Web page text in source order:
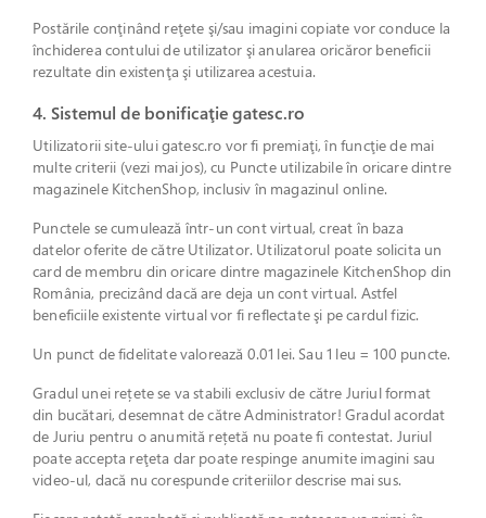
Postările conţinând reţete şi/sau imagini copiate vor conduce la
închiderea contului de utilizator şi anularea oricăror beneficii
rezultate din existenţa şi utilizarea acestuia.
4. Sistemul de bonificaţie gatesc.ro
Utilizatorii site-ului gatesc.ro vor fi premiaţi, în funcţie de mai
multe criterii (vezi mai jos), cu Puncte utilizabile în oricare dintre
magazinele KitchenShop, inclusiv în magazinul online.
Punctele se cumulează într-un cont virtual, creat în baza
datelor oferite de către Utilizator. Utilizatorul poate solicita un
card de membru din oricare dintre magazinele KitchenShop din
România, precizând dacă are deja un cont virtual. Astfel
beneficiile existente virtual vor fi reflectate şi pe cardul fizic.
Un punct de fidelitate valorează 0.01 lei. Sau 1 leu = 100 puncte.
Gradul unei rețete se va stabili exclusiv de către Juriul format
din bucătari, desemnat de către Administrator! Gradul acordat
de Juriu pentru o anumită rețetă nu poate fi contestat. Juriul
poate accepta reţeta dar poate respinge anumite imagini sau
video-ul, dacă nu corespunde criteriilor descrise mai sus.